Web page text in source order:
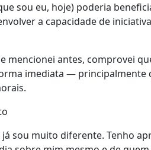
sou eu, hoje) poderia
a capacidade de
mencionei antes, comprovei
imediata — principalmente
sou muito diferente. Tenho